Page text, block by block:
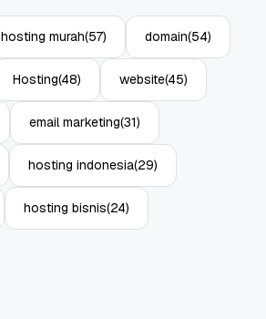
hosting murah(57) domain(54)
Hosting(48) website(45)
email marketing(31)
hosting indonesia(29)
hosting bisnis(24)